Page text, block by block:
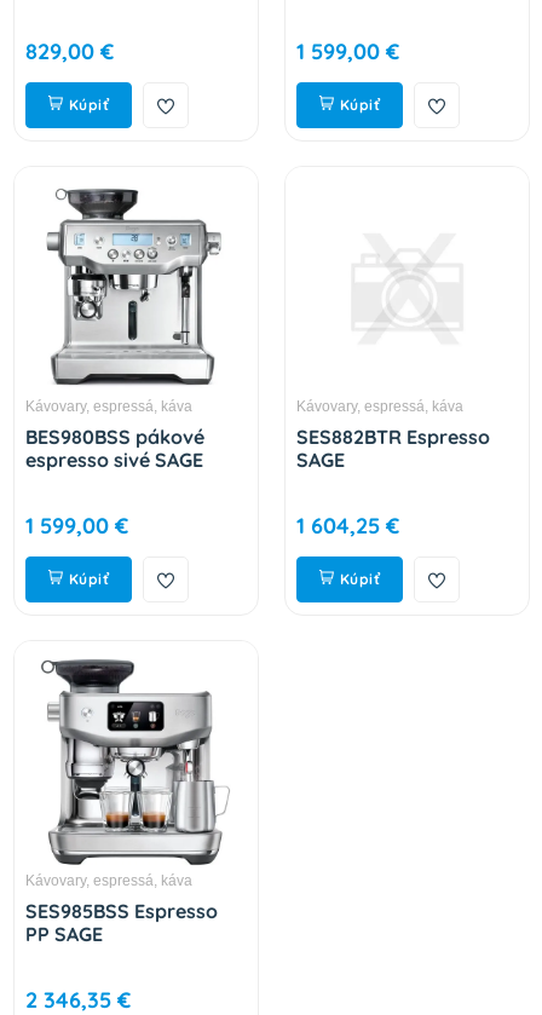
829,00 €
Kúpiť
1 599,00 €
Kúpiť
Kávovary, espressá, káva
BES980BSS pákové
espresso sivé SAGE
1 599,00 €
Kúpiť
Kávovary, espressá, káva
SES882BTR Espresso
SAGE
1 604,25 €
Kúpiť
Kávovary, espressá, káva
SES985BSS Espresso
PP SAGE
2 346,35 €